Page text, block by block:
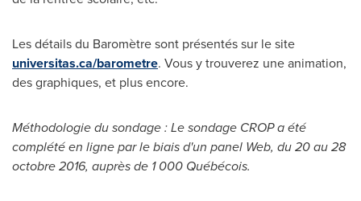
Les détails du Baromètre sont présentés sur le site
universitas.ca/barometre. Vous y trouverez une animation,
des graphiques, et plus encore.
Méthodologie du sondage : Le sondage CROP a été
complété en ligne par le biais d'un panel Web, du 20 au 28
octobre 2016, auprès de 1 000 Québécois.